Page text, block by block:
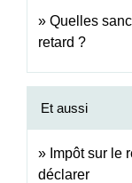
Quelles
retard ?
Et aussi
Impôt sur le
déclarer